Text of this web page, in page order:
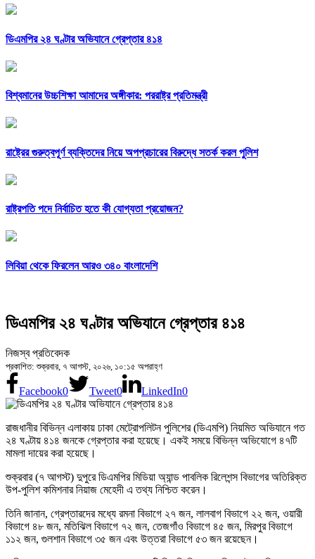
ডিএমপির ২৪ ঘণ্টার অভিযানে গ্রেপ্তার ৪১৪
বিশ্বমানের উচ্চশিক্ষা আমাদের অঙ্গীকার: পররাষ্ট্র প্রতিমন্ত্রী
রাষ্ট্রের গুরুত্বপূর্ণ ব্যক্তিদের নিয়ে অপপ্রচারের বিরুদ্ধে সতর্ক করল পুলিশ
রাষ্ট্রপতি পদে নির্বাচিত হতে কী যোগ্যতা প্রয়োজন?
লিবিয়া থেকে ফিরলেন আরও ৩৪০ বাংলাদেশি
ডিএমপির ২৪ ঘণ্টার অভিযানে গ্রেপ্তার ৪১৪
নিজস্ব প্রতিবেদক
প্রকাশিত: শুক্রবার, ৭ আগস্ট, ২০২৬, ১০:১৫ অপরাহ্ণ
Facebook0 Tweet0 LinkedIn0
রাজধানীর বিভিন্ন এলাকায় ঢাকা মেট্রোপলিটন পুলিশের (ডিএমপি) নিয়মিত অভিযানে গত
২৪ ঘণ্টায় ৪১৪ জনকে গ্রেপ্তার করা হয়েছে। একই সময়ে বিভিন্ন অভিযোগে ৪৭টি
মামলা দায়ের করা হয়েছে।
শুক্রবার (৭ আগস্ট) দুপুরে ডিএমপির মিডিয়া অ্যান্ড পাবলিক রিলেশন্স বিভাগের অতিরিক্ত
উপ-পুলিশ কমিশনার নিয়াজ মেহেদী এ তথ্য নিশ্চিত করেন।
তিনি জানান, গ্রেপ্তারদের মধ্যে রমনা বিভাগে ২৭ জন, লালবাগ বিভাগে ২২ জন, ওয়ারী
বিভাগে ৪৮ জন, মতিঝিল বিভাগে ৭২ জন, তেজগাঁও বিভাগে ৪৫ জন, মিরপুর বিভাগে
১১২ জন, গুলশান বিভাগে ৩৫ জন এবং উত্তরা বিভাগে ৫৩ জন রয়েছেন।